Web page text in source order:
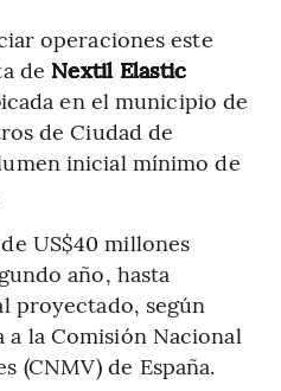
operaciones este
de Nextil Elastic
en el municipio de
de Ciudad de
inicial mínimo de
US$40 millones
año, hasta
proyectado, según
la Comisión Nacional
(CNMV) de España.